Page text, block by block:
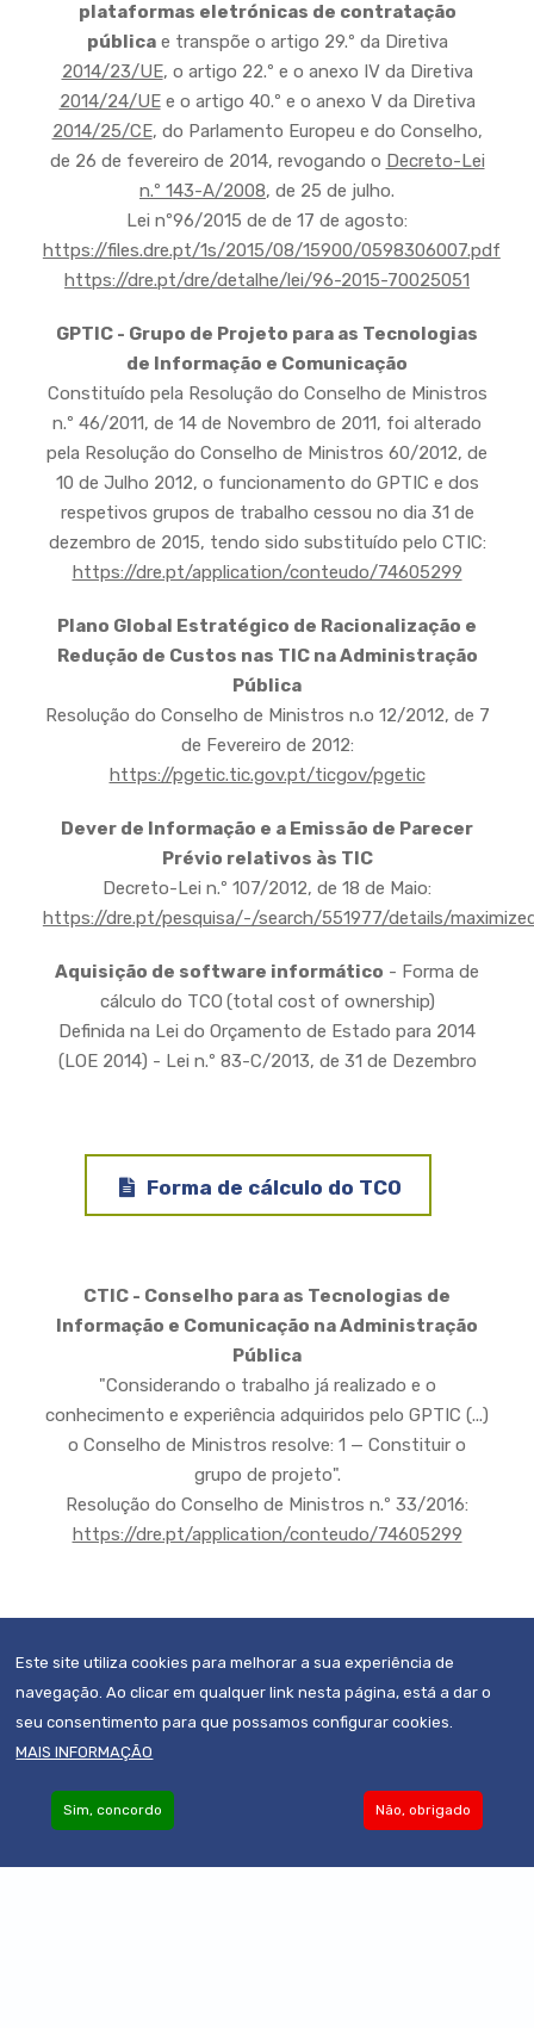
plataformas eletrónicas de contratação
públicae transpõe o artigo 29.º da Diretiva
2014/23/UE, o artigo 22.º e o anexo IV da Diretiva
2014/24/UEe o artigo 40.º e o anexo V da Diretiva
2014/25/CE, do Parlamento Europeu e do Conselho,
de 26 de fevereiro de 2014, revogando o Decreto-Lei
n.º 143-A/2008, de 25 de julho.
Lei nº96/2015 de de 17 de agosto:
https://files.dre.pt/1s/2015/08/15900/0598306007.pdf
https://dre.pt/dre/detalhe/lei/96-2015-70025051
GPTIC - Grupo de Projeto para as Tecnologias
de Informação e Comunicação
Constituído pela Resolução do Conselho de Ministros
n.º 46/2011, de 14 de Novembro de 2011, foi alterado
pela Resolução do Conselho de Ministros 60/2012, de
10 de Julho 2012, o funcionamento do GPTIC e dos
respetivos grupos de trabalho cessou no dia 31 de
dezembro de 2015, tendo sido substituído pelo CTIC:
https://dre.pt/application/conteudo/74605299
Plano Global Estratégico de Racionalização e
Redução de Custos nas TIC na Administração
Pública
Resolução do Conselho de Ministros n.o 12/2012, de 7
de Fevereiro de 2012:
https://pgetic.tic.gov.pt/ticgov/pgetic
Dever de Informação e a Emissão de Parecer
Prévio relativos às TIC
Decreto-Lei n.º 107/2012, de 18 de Maio:
https://dre.pt/pesquisa/-/search/551977/details/
Aquisição de software informático - Forma de
cálculo do TCO (total cost of ownership)
Definida na Lei do Orçamento de Estado para 2014
(LOE 2014) - Lei n.º 83-C/2013, de 31 de Dezembro
Document
Forma de cálculo do TCO
CTIC - Conselho para as Tecnologias de
Informação e Comunicação na Administração
Pública
"Considerando o trabalho já realizado e o
conhecimento e experiência adquiridos pelo GPTIC (...)
o Conselho de Ministros resolve: 1 — Constituir o
grupo de projeto".
Resolução do Conselho de Ministros n.º 33/2016:
https://dre.pt/application/conteudo/74605299
Este site utiliza cookies para melhorar a sua experiência de
navegação. Ao clicar em qualquer link nesta página, está a dar o
seu consentimento para que possamos configurar cookies.
MAIS INFORMAÇÃO
Não, obrigado
Sim, concordo